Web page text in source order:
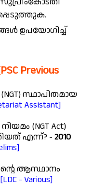
ഉപയോഗിച്ച്
Previous
സ്ഥാപിതമായ
Assistant]
(NGT Act)
എന്ന്? - 2010
ആസ്ഥാനം
[LDC - Various]